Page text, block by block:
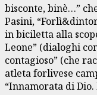
bisconte, binè…”
Pasini,
in biciletta alla
Leone” (dialoghi
contagioso” (che
atleta forlivese
“Innamorata di